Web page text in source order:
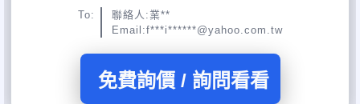
To:
聯絡人:業**
Email:f***i******@yahoo.com.tw
免費詢價 / 詢問看看